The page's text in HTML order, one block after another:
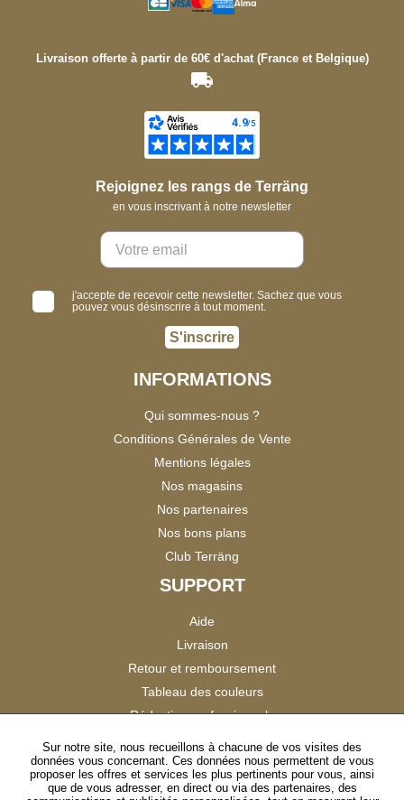
Livraison offerte à partir de 60€ d'achat (France et Belgique)
Rejoignez les rangs de Terräng
en vous inscrivant à notre newsletter
j'accepte de recevoir cette newsletter. Sachez que vous
pouvez vous désinscrire à tout moment.
S'inscrire
INFORMATIONS
Qui sommes-nous ?
Conditions Générales de Vente
Mentions légales
Nos magasins
Nos partenaires
Nos bons plans
Club Terräng
SUPPORT
Aide
Livraison
Retour et remboursement
Tableau des couleurs
Réduction professionnels
Satisfaction Clients
Sur notre site, nous recueillons à chacune de vos visites des
données vous concernant. Ces données nous permettent de vous
proposer les offres et services les plus pertinents pour vous, ainsi
que de vous adresser, en direct ou via des partenaires, des